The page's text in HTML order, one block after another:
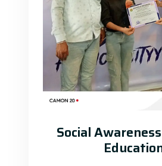
Social